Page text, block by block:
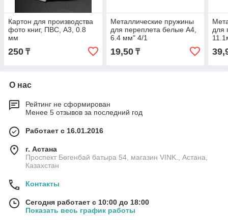
Картон для производства
фото книг, ПВС, А3, 0.8
мм
250 ₸
Металлические пружины
для переплета белые А4,
6.4 мм" 4/1
19,50₸
для
О нас
Рейтинг не сформирован
Менее 5 отзывов за последний год
Работает с 16.01.2016
г. Астана
Проспект Бөгенбай батыра 54, магазин VINK., Астана,
Казахстан
Контакты
Сегодня работает с 10:00 до 18:00
Показать весь график работы